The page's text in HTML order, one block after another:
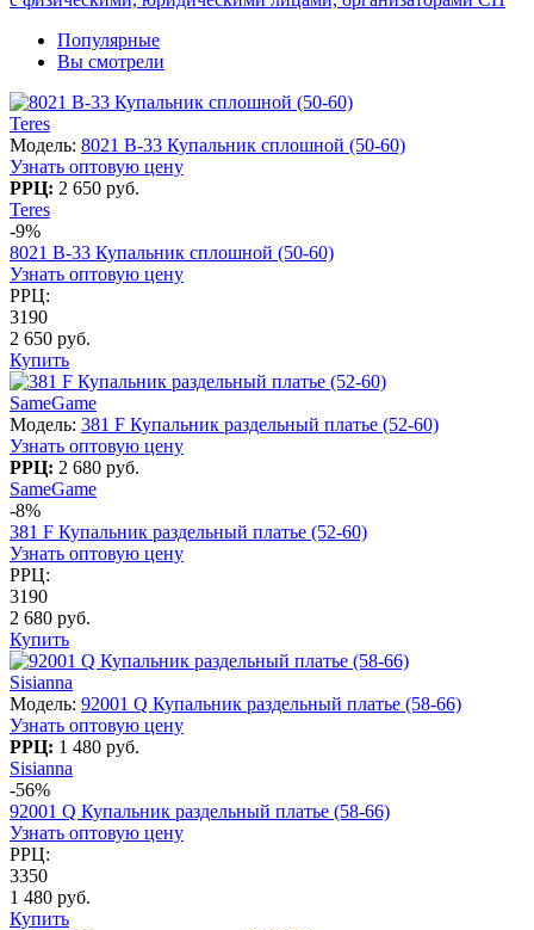
Популярные
Вы смотрели
Teres
Модель: 8021 B-33 Купальник сплошной (50-60)
Узнать оптовую цену
РРЦ: 2 650 руб.
Teres
-9%
8021 B-33 Купальник сплошной (50-60)
Узнать оптовую цену
РРЦ:
3190
2 650 руб.
Купить
SameGame
Модель: 381 F Купальник раздельный платье (52-60)
Узнать оптовую цену
РРЦ: 2 680 руб.
SameGame
-8%
381 F Купальник раздельный платье (52-60)
Узнать оптовую цену
РРЦ:
3190
2 680 руб.
Купить
Sisianna
Модель: 92001 Q Купальник раздельный платье (58-66)
Узнать оптовую цену
РРЦ: 1 480 руб.
Sisianna
-56%
92001 Q Купальник раздельный платье (58-66)
Узнать оптовую цену
РРЦ:
3350
1 480 руб.
Купить